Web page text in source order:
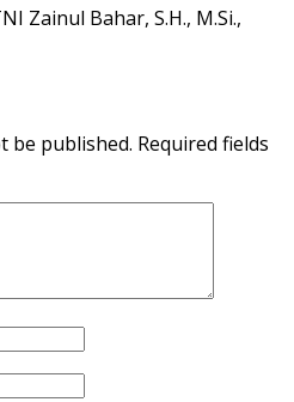
Zainul Bahar, S.H., M.Si.,
be published. Required fields